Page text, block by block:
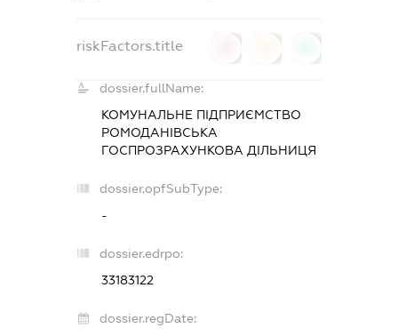
riskFactors.title
dossier.fullName:
КОМУНАЛЬНЕ ПІДПРИЄМСТВО
РОМОДАНІВСЬКА
ГОСПРОЗРАХУНКОВА ДІЛЬНИЦЯ
dossier.opfSubType:
-
dossier.edrpo:
33183122
dossier.regDate: